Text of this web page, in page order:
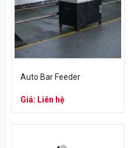
Auto Bar Feeder
Giá: Liên hệ